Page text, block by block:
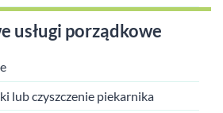
usługi porządkowe
lub czyszczenie piekarnika